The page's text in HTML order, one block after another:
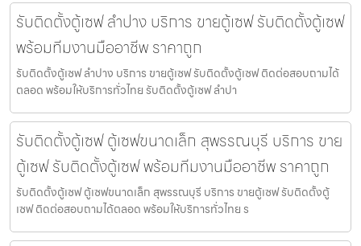
รับติดตั้งตู้เซฟ ลำปาง บริการ ขายตู้เซฟ รับติดตั้งตู้เซฟ
พร้อมทีมงานมืออาชีพ ราคาถูก
รับติดตั้งตู้เซฟ ลำปาง บริการ ขายตู้เซฟ รับติดตั้งตู้เซฟ ติดต่อสอบถามได้
ตลอด พร้อมให้บริการทั่วไทย รับติดตั้งตู้เซฟ ลำปา
รับติดตั้งตู้เซฟ ตู้เซฟขนาดเล็ก สุพรรณบุรี บริการ ขาย
ตู้เซฟ รับติดตั้งตู้เซฟ พร้อมทีมงานมืออาชีพ ราคาถูก
รับติดตั้งตู้เซฟ ตู้เซฟขนาดเล็ก สุพรรณบุรี บริการ ขายตู้เซฟ รับติดตั้งตู้
เซฟ ติดต่อสอบถามได้ตลอด พร้อมให้บริการทั่วไทย ร